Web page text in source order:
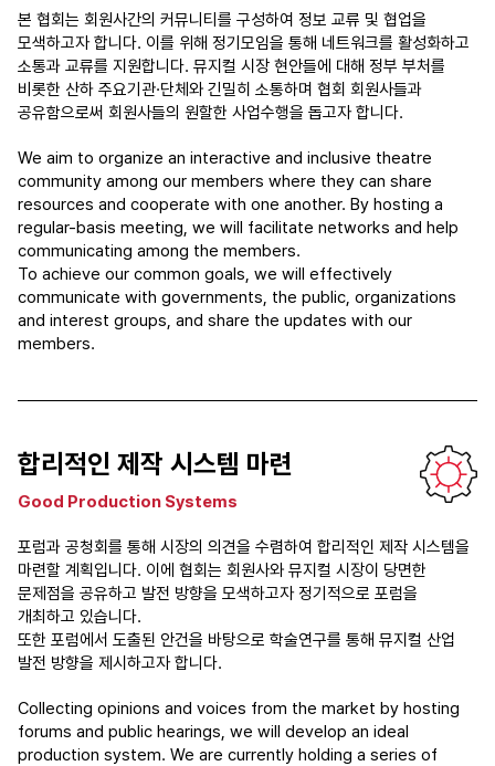
본 협회는 회원사간의 커뮤니티를 구성하여 정보 교류 및 협업을
모색하고자 합니다. 이를 위해 정기모임을 통해 네트워크를 활성화하고
소통과 교류를 지원합니다. 뮤지컬 시장 현안들에 대해 정부 부처를
비롯한 산하 주요기관·단체와 긴밀히 소통하며 협회 회원사들과
공유함으로써 회원사들의 원할한 사업수행을 돕고자 합니다.
We aim to organize an interactive and inclusive theatre
community among our members where they can share
resources and cooperate with one another. By hosting a
regular-basis meeting, we will facilitate networks and help
communicating among the members.
To achieve our common goals, we will effectively
communicate with governments, the public, organizations
and interest groups, and share the updates with our
members.
합리적인 제작 시스템 마련
Good Production Systems
포럼과 공청회를 통해 시장의 의견을 수렴하여 합리적인 제작 시스템을
마련할 계획입니다. 이에 협회는 회원사와 뮤지컬 시장이 당면한
문제점을 공유하고 발전 방향을 모색하고자 정기적으로 포럼을
개최하고 있습니다.
또한 포럼에서 도출된 안건을 바탕으로 학술연구를 통해 뮤지컬 산업
발전 방향을 제시하고자 합니다.
Collecting opinions and voices from the market by hosting
forums and public hearings, we will develop an ideal
production system. We are currently holding a series of